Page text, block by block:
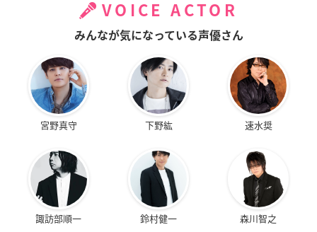
VOICE ACTOR
みんなが気になっている声優さん
宮野真守 下野紘 速水奨
諏訪部順一 鈴村健一 森川智之